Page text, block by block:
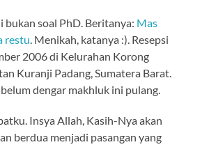
bukan soal PhD. Beritanya: Mas
restu. Menikah, katanya :). Resepsi
2006 di Kelurahan Korong
Kuranji Padang, Sumatera Barat.
dengar makhluk ini pulang.
Insya Allah, Kasih-Nya akan
berdua menjadi pasangan yang